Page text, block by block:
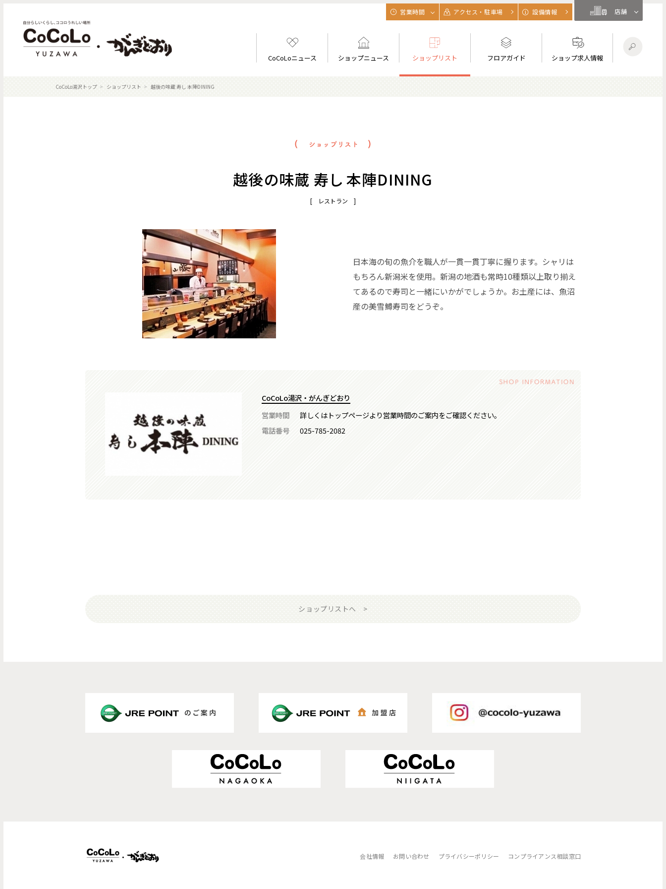
CoCoLoニュース ショップニュース ショップリスト フロアガイド ショップ求人情報
営業時間 アクセス・駐車場 設備情報 店舗
CoCoLo湯沢トップ ショップリスト 越後の味蔵 寿し 本陣DINING
越後の味蔵 寿し 本陣DINING
[ レストラン ]
日本海の旬の魚介を職人が一貫一貫丁寧に握ります。シャリは
もちろん新潟米を使用。新潟の地酒も常時10種類以上取り揃え
てあるので寿司と一緒にいかがでしょうか。お土産には、魚沼
産の美雪鱒寿司をどうぞ。
CoCoLo湯沢・がんぎどおり
営業時間
詳しくはトップページより営業時間のご案内をご確認ください。
電話番号
025-785-2082
ショップリストへ
会社情報 お問い合わせ プライバシーポリシー コンプライアンス相談窓口